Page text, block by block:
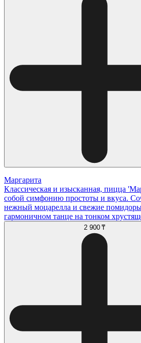
Маргарита
Классическая и изысканная, пицца
собой симфонию простоты и вкуса.
нежный моцарелла и свежие
гармоничном танце на тонком
2 900 ₸